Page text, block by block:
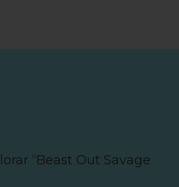
“Beast Out Savage